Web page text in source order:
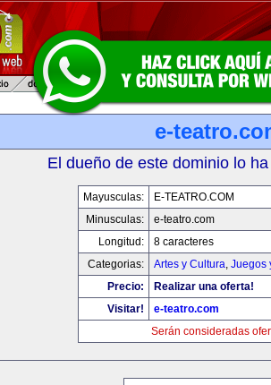
e-
El dueño de este dominio lo
Mayusculas:
E-TEATRO.COM
Minusculas:
e-teatro.com
Longitud:
8 caracteres
Categorias:
Artes y Cultura, Juegos
Precio:
Realizar una oferta!
Visitar!
e-teatro.com
Serán consideradas